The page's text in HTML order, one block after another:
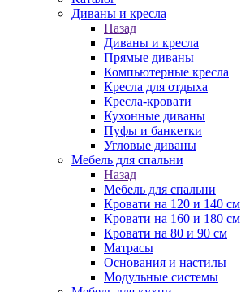
Диваны и кресла
Назад
Диваны и кресла
Прямые диваны
Компьютерные кресла
Кресла для отдыха
Кресла-кровати
Кухонные диваны
Пуфы и банкетки
Угловые диваны
Мебель для спальни
Назад
Мебель для спальни
Кровати на 120 и 140 см
Кровати на 160 и 180 см
Кровати на 80 и 90 см
Матрасы
Основания и настилы
Модульные системы